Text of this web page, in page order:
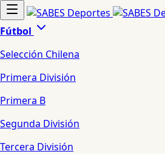
Fútbol
Selección Chilena
Primera División
Primera B
Segunda División
Tercera División